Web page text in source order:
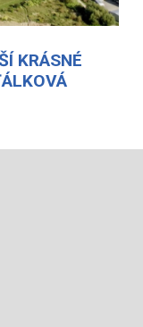
KRÁSNÉ